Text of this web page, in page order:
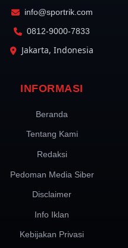
info@sportrik.com
0812-9000-7833
Jakarta, Indonesia
INFORMASI
Beranda
Tentang Kami
Redaksi
Pedoman Media Siber
Disclaimer
Info Iklan
Kebijakan Privasi